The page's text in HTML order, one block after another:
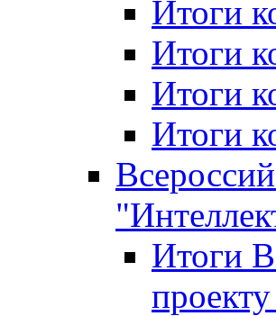
Итоги
Итоги
Итоги
Итоги
Итоги